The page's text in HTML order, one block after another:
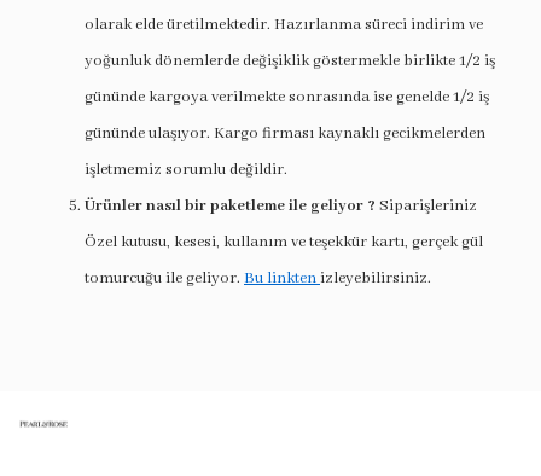
olarak elde üretilmektedir. Hazırlanma süreci indirim ve
yoğunluk dönemlerde değişiklik göstermekle birlikte 1/2 iş
gününde kargoya verilmekte sonrasında ise genelde 1/2 iş
gününde ulaşıyor. Kargo firması kaynaklı gecikmelerden
işletmemiz sorumlu değildir.
Ürünler nasıl bir paketleme ile geliyor ? Siparişleriniz
Özel kutusu, kesesi, kullanım ve teşekkür kartı, gerçek gül
tomurcuğu ile geliyor. Bu linkten izleyebilirsiniz.